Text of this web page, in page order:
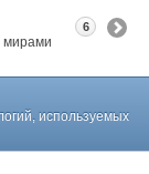
мирами
6
используемых